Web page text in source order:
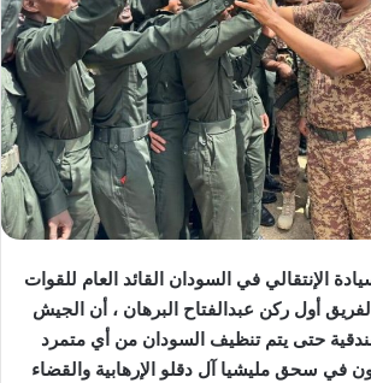
الإنتقالي في السودان القائد العام للقوات
أول ركن عبدالفتاح البرهان ، أن الجيش
حتى يتم تنظيف السودان من أي متمرد
في سحق مليشيا آل دقلو الإرهابية والقضاء